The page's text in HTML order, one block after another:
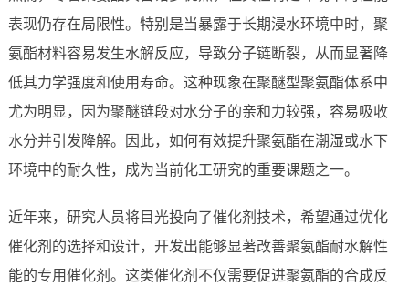
表现仍存在局限性。特别是当暴露于长期浸水环境中时，聚
氨酯材料容易发生水解反应，导致分子链断裂，从而显著降
低其力学强度和使用寿命。这种现象在聚醚型聚氨酯体系中
尤为明显，因为聚醚链段对水分子的亲和力较强，容易吸收
水分并引发降解。因此，如何有效提升聚氨酯在潮湿或水下
环境中的耐久性，成为当前化工研究的重要课题之一。
近年来，研究人员将目光投向了催化剂技术，希望通过优化
催化剂的选择和设计，开发出能够显著改善聚氨酯耐水解性
能的专用催化剂。这类催化剂不仅需要促进聚氨酯的合成反